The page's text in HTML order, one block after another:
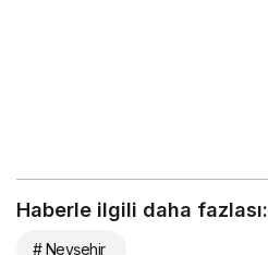
Haberle ilgili daha fazlası:
# Nevşehir